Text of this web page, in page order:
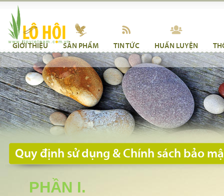
GIỚI THIỆU SẢN PHẨM TIN TỨC HUẤN LUYỆN
Quy định sử dụng & Chính sách bảo
PHẦN I.